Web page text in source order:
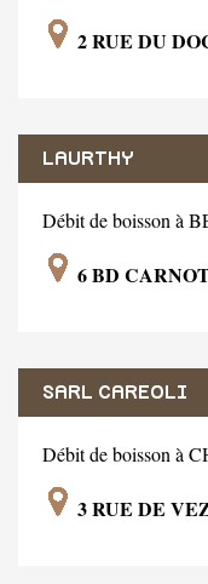
2 RUE DU
LAURTHY
Débit de boisson à
6 BD
SARL CAREOLI
Débit de boisson à
3 RUE DE